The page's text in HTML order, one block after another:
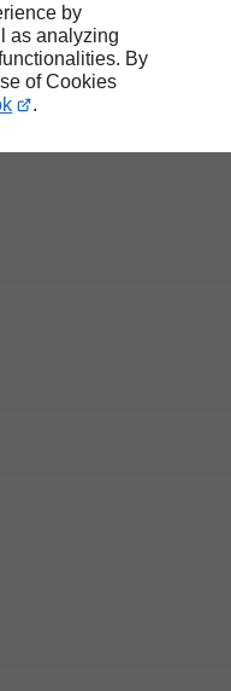
by
as analyzing
By
of Cookies
.